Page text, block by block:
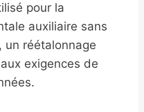
pour la
auxiliaire sans
réétalonnage
exigences de